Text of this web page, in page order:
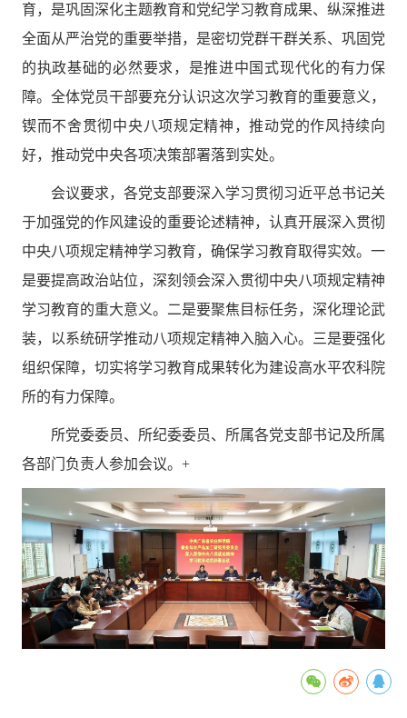
育，是巩固深化主题教育和党纪学习教育成果、纵深推进
全面从严治党的重要举措，是密切党群干群关系、巩固党
的执政基础的必然要求，是推进中国式现代化的有力保
障。 全体党员干部要充分认识这次学习教育的重要意义，
锲而不舍贯彻中央八项规定精神，推动党的作风持续向
好，推动党中央各项决策部署落到实处。
会议要求， 各党支部要深入学习贯彻习近平总书记关
于加强党的作风建设的重要论述精神，认真开展深入贯彻
中央八项规定精神学习教育，确保学习教育取得实效。一
是要提高政治站位，深刻领会深入贯彻中央八项规定精神
学习教育的重大意义。二是要聚焦目标任务，深化理论武
装，以系统研学推动八项规定精神入脑入心。三是要强化
组织保障，切实将学习教育成果转化为建设高水平农科院
所的有力保障。
所党委委员、 所纪委委员、 所属各党支部书记及所属
各部门负责人参加会议。+